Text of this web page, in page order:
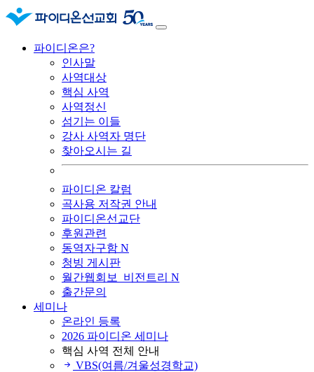
파이디온은?
인사말
사역대상
핵심 사역
사역정신
섬기는 이들
강사 사역자 명단
찾아오시는 길
파이디온 칼럼
곡사용 저작권 안내
파이디온선교단
후원관련
동역자구함 N
청빙 게시판
월간웹회보_비전트리 N
출간문의
세미나
온라인 등록
2026 파이디온 세미나
핵심 사역 전체 안내
VBS(여름/겨울성경학교)